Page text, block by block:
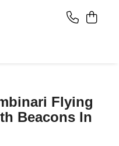
Flying
Beacons In